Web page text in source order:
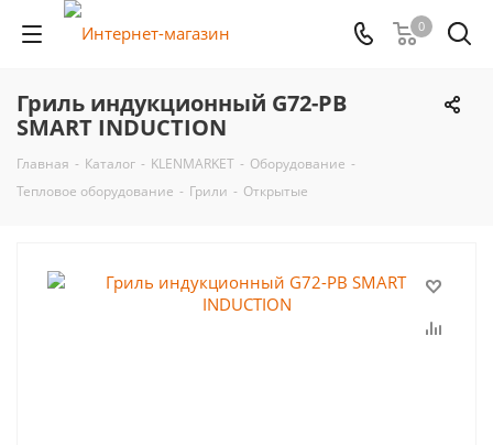
0
Гриль индукционный G72-PB
SMART INDUCTION
Главная - Каталог - KLENMARKET - Оборудование -
Тепловое оборудование - Грили - Открытые